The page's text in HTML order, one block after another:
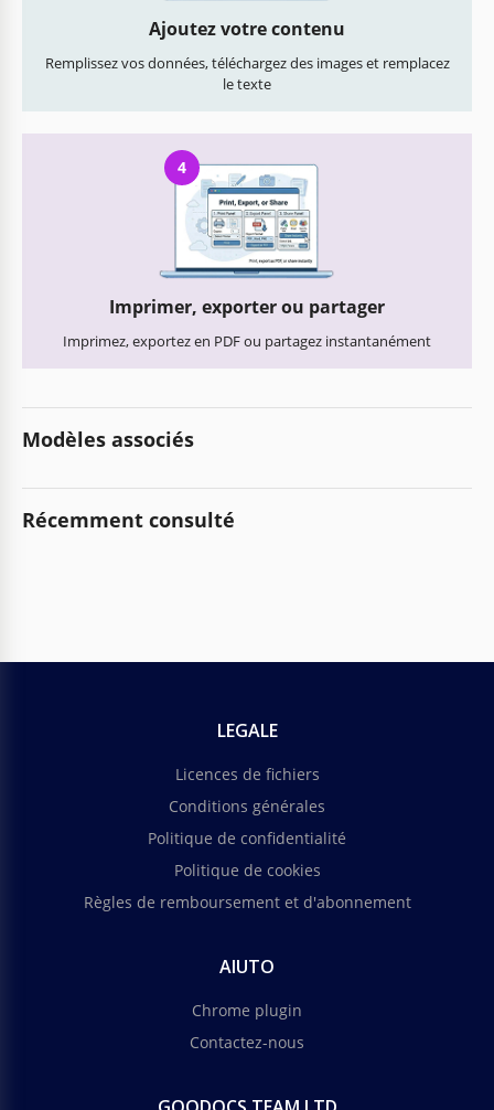
Ajoutez votre contenu
Remplissez vos données, téléchargez des images et remplacez
le texte
4
Imprimer, exporter ou partager
Imprimez, exportez en PDF ou partagez instantanément
Modèles associés
Récemment consulté
LEGALE
Licences de fichiers
Conditions générales
Politique de confidentialité
Politique de cookies
Règles de remboursement et d'abonnement
AIUTO
Chrome plugin
Contactez-nous